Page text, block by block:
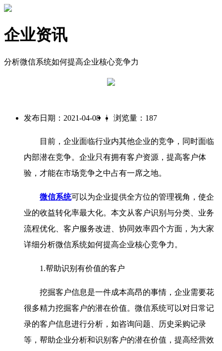
企业资讯
分析微信系统如何提高企业核心竞争力
发布日期：2021-04-08 | 浏览量：187
目前，企业面临行业内其他企业的竞争，同时面临
内部潜在竞争。企业只有拥有客户资源，提高客户体
验，才能在市场竞争之中占有一席之地。
微信系统可以为企业提供全方位的管理视角，使企
业的收益转化率最大化。本文从客户识别与分类、业务
流程优化、客户服务改进、协同效率四个方面，为大家
详细分析微信系统如何提高企业核心竞争力。
1.帮助识别有价值的客户
挖掘客户信息是一件成本高昂的事情，企业需要花
很多精力挖掘客户的潜在价值。微信系统可以对日常记
录的客户信息进行分析，如咨询问题、历史采购记录
等，帮助企业分析和识别客户的潜在价值，提高经营效